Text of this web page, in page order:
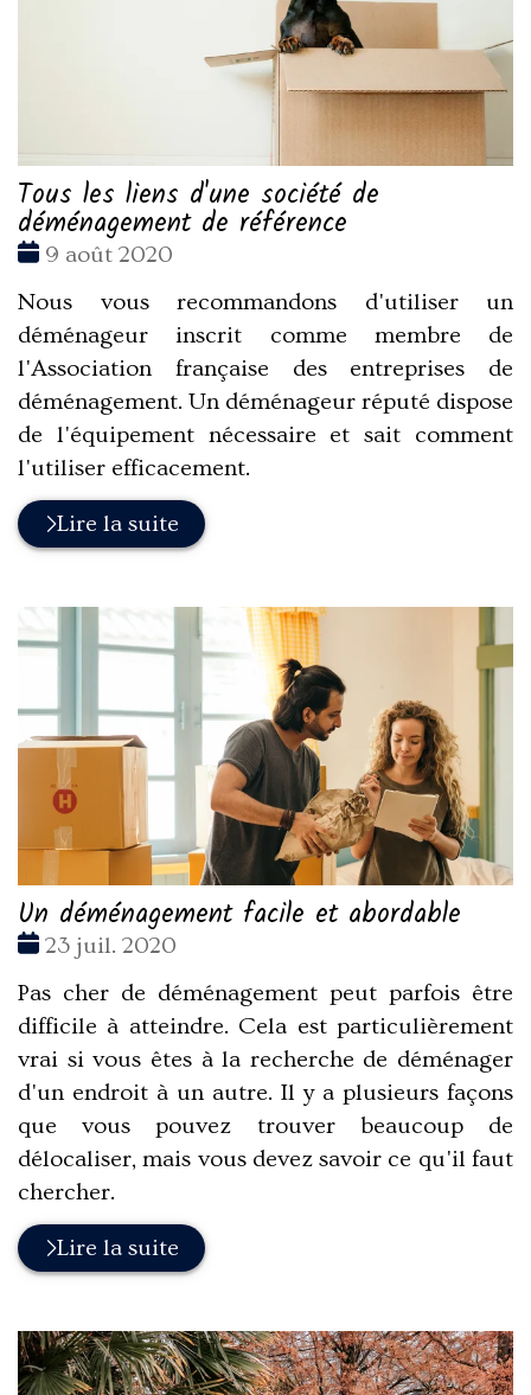
Tous les liens d'une société de
déménagement de référence
Date
9 août 2020
Nous vous recommandons d'utiliser un
déménageur inscrit comme membre de
l'Association française des entreprises de
déménagement. Un déménageur réputé dispose
de l'équipement nécessaire et sait comment
l'utiliser efficacement.
Lire la suite
Un déménagement facile et abordable
Date
23 juil. 2020
Pas cher de déménagement peut parfois être
difficile à atteindre. Cela est particulièrement
vrai si vous êtes à la recherche de déménager
d'un endroit à un autre. Il y a plusieurs façons
que vous pouvez trouver beaucoup de
délocaliser, mais vous devez savoir ce qu'il faut
chercher.
Lire la suite